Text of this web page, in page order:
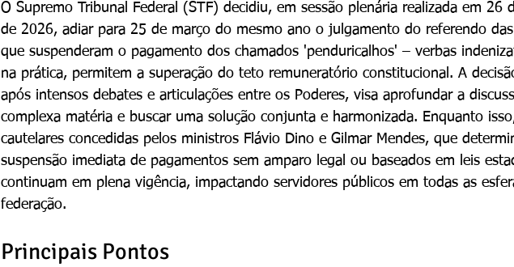
O Supremo Tribunal Federal (STF) decidiu, em sessão plenária realizada em 26
de 2026, adiar para 25 de março do mesmo ano o julgamento do referendo
que suspenderam o pagamento dos chamados 'penduricalhos' – verbas
na prática, permitem a superação do teto remuneratório constitucional. A
após intensos debates e articulações entre os Poderes, visa aprofundar a
complexa matéria e buscar uma solução conjunta e harmonizada. Enquanto
cautelares concedidas pelos ministros Flávio Dino e Gilmar Mendes, que
suspensão imediata de pagamentos sem amparo legal ou baseados em leis
continuam em plena vigência, impactando servidores públicos em todas as
federação.
Principais Pontos